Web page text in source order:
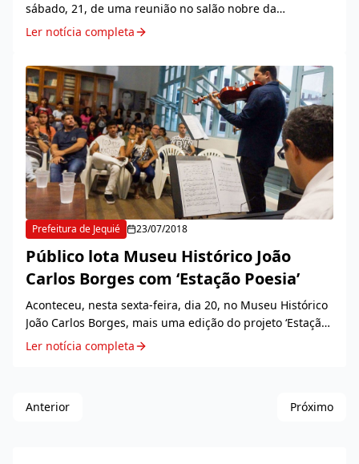
sábado, 21, de uma reunião no salão nobre da
Prefeitura, para definir o apoio da Secretaria de Esporte
e Lazer, em parceria com a Cooperativa...
Ler notícia completa
Prefeitura de Jequié 23/07/2018
Público lota Museu Histórico João
Carlos Borges com ‘Estação Poesia’
Aconteceu, nesta sexta-feira, dia 20, no Museu Histórico
João Carlos Borges, mais uma edição do projeto ‘Estação
Poesia’, que já está em sua terceira temporada.
Realizado pela Prefeitura de Jequié, at...
Ler notícia completa
Anterior Próximo